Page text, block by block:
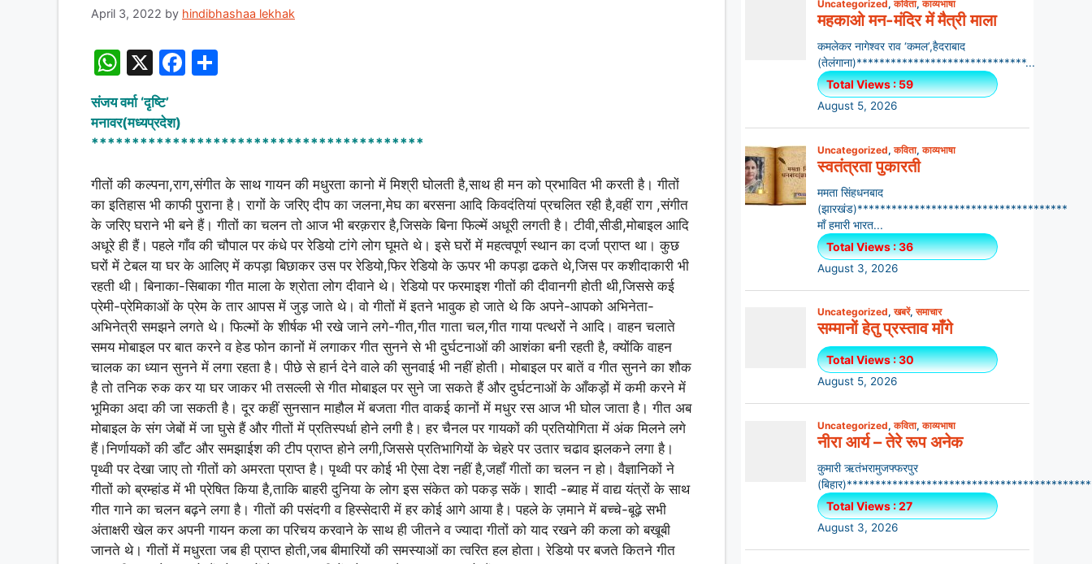
April 3, 2022 by hindibhashaa lekhak
W
h
at
s
p
p
X
F
e
o
o
k
e
संजय वर्मा ‘दृष्टि’
मनावर(मध्यप्रदेश)
*****************************************
गीतों की कल्पना,राग,संगीत के साथ गायन की मधुरता कानो में मिश्री घोलती है,साथ ही मन को प्रभावित भी करती है। गीतों
का इतिहास भी काफी पुराना है। रागों के जरिए दीप का जलना,मेघ का बरसना आदि किवदंतियां प्रचलित रही है,वहीं राग ,संगीत
के जरिए घराने भी बने हैं। गीतों का चलन तो आज भी बरक़रार है,जिसके बिना फिल्में अधूरी लगती है। टीवी,सीडी,मोबाइल आदि
अधूरे ही हैं। पहले गाँव की चौपाल पर कंधे पर रेडियो टांगे लोग घूमते थे। इसे घरों में महत्वपूर्ण स्थान का दर्जा प्राप्त था। कुछ
घरों में टेबल या घर के आलिए में कपड़ा बिछाकर उस पर रेडियो,फिर रेडियो के ऊपर भी कपड़ा ढकते थे,जिस पर कशीदाकारी भी
रहती थी। बिनाका-सिबाका गीत माला के श्रोता लोग दीवाने थे। रेडियो पर फरमाइश गीतों की दीवानगी होती थी,जिससे कई
प्रेमी-प्रेमिकाओं के प्रेम के तार आपस में जुड़ जाते थे। वो गीतों में इतने भावुक हो जाते थे कि अपने-आपको अभिनेता-
अभिनेत्री समझने लगते थे। फिल्मों के शीर्षक भी रखे जाने लगे-गीत,गीत गाता चल,गीत गाया पत्थरों ने आदि। वाहन चलाते
समय मोबाइल पर बात करने व हेड फोन कानों में लगाकर गीत सुनने से भी दुर्घटनाओं की आशंका बनी रहती है, क्योंकि वाहन
चालक का ध्यान सुनने में लगा रहता है। पीछे से हार्न देने वाले की सुनवाई भी नहीं होती। मोबाइल पर बातें व गीत सुनने का शौक
है तो तनिक रुक कर या घर जाकर भी तसल्ली से गीत मोबाइल पर सुने जा सकते हैं और दुर्घटनाओं के आँकड़ों में कमी करने में
भूमिका अदा की जा सकती है। दूर कहीं सुनसान माहौल में बजता गीत वाकई कानों में मधुर रस आज भी घोल जाता है। गीत अब
मोबाइल के संग जेबों में जा घुसे हैं और गीतों में प्रतिस्पर्धा होने लगी है। हर चैनल पर गायकों की प्रतियोगिता में अंक मिलने लगे
हैं।निर्णायकों की डाँट और समझाईश की टीप प्राप्त होने लगी,जिससे प्रतिभागियों के चेहरे पर उतार चढाव झलकने लगा है।
पृथ्वी पर देखा जाए तो गीतों को अमरता प्राप्त है। पृथ्वी पर कोई भी ऐसा देश नहीं है,जहाँ गीतों का चलन न हो। वैज्ञानिकों ने
गीतों को ब्रम्हांड में भी प्रेषित किया है,ताकि बाहरी दुनिया के लोग इस संकेत को पकड़ सकें। शादी -ब्याह में वाद्य यंत्रों के साथ
गीत गाने का चलन बढ़ने लगा है। गीतों की पसंदगी व हिस्सेदारी में हर कोई आगे आया है। पहले के ज़माने में बच्चे-बूढ़े सभी
अंताक्षरी खेल कर अपनी गायन कला का परिचय करवाने के साथ ही जीतने व ज्यादा गीतों को याद रखने की कला को बखूबी
जानते थे। गीतों में मधुरता जब ही प्राप्त होती,जब बीमारियों की समस्याओं का त्वरित हल होता। रेडियो पर बजते कितने गीत